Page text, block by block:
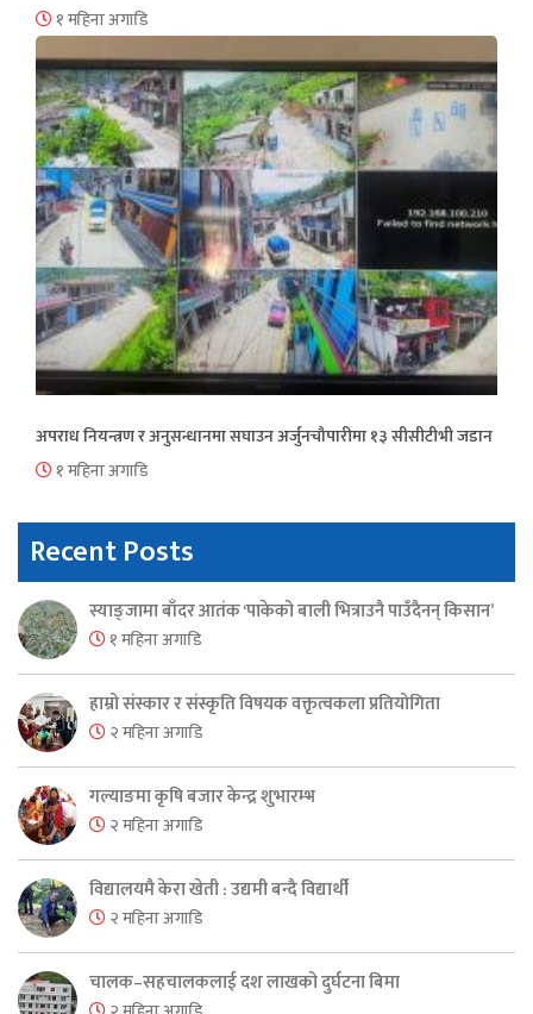
१ महिना अगाडि
अपराध नियन्त्रण र अनुसन्धानमा सघाउन अर्जुनचौपारीमा १३ सीसीटीभी जडान
१ महिना अगाडि
Recent Posts
स्याङ्जामा बाँदर आतंक ‘पाकेको बाली भित्राउनै पाउँदैनन् किसान’
१ महिना अगाडि
हाम्रो संस्कार र संस्कृति विषयक वक्तृत्वकला प्रतियोगिता
२ महिना अगाडि
गल्याङमा कृषि बजार केन्द्र शुभारम्भ
२ महिना अगाडि
विद्यालयमै केरा खेती : उद्यमी बन्दै विद्यार्थी
२ महिना अगाडि
चालक–सहचालकलाई दश लाखको दुर्घटना बिमा